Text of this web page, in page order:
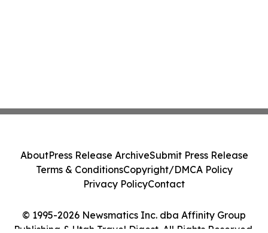
© 1995-2026 Newsmatics Inc. dba Affinity Group
Publishing & Utah Travel Digest. All Rights Reserved.
AboutPress Release ArchiveSubmit Press Release
Terms & ConditionsCopyright/DMCA Policy
Privacy PolicyContact